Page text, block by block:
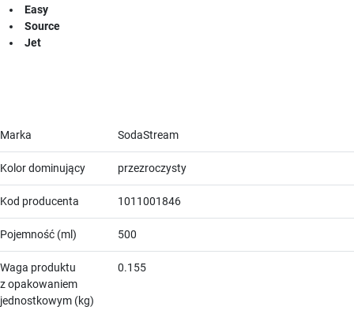
Easy
Source
Jet
Marka SodaStream
Kolor dominujący przezroczysty
Kod producenta 1011001846
Pojemność (ml) 500
Waga produktu
z opakowaniem
jednostkowym (kg)
0.155